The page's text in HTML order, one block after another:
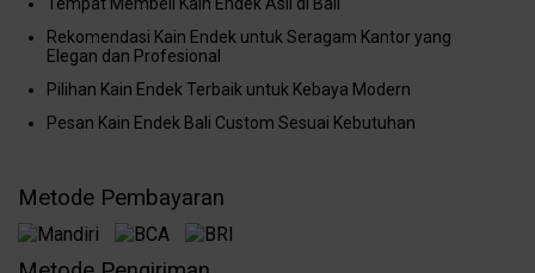
Tempat Membeli Kain Endek Asli di Bali
Rekomendasi Kain Endek untuk Seragam Kantor yang
Elegan dan Profesional
Pilihan Kain Endek Terbaik untuk Kebaya Modern
Pesan Kain Endek Bali Custom Sesuai Kebutuhan
Metode Pembayaran